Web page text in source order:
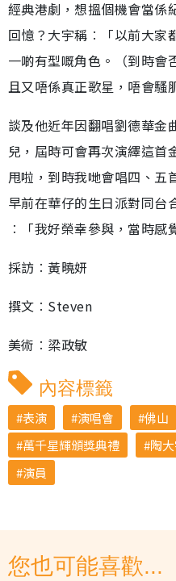
經典港劇，想搵個機會當係
回憶？大宇稱︰「以前大家
一啲有型嘅角色。（到時會
且又唔係真正歌星，唔會騷
談及他近年因翻唱劉德華金
兒，屆時可會再次演繹這首
甩啦，到時我哋會唱四、五
早前在華仔的生日派對同台
︰「我好榮幸參與，當時感
採訪︰黃曉妍
撰文︰Steven
美術︰梁政敏
內容標籤
表演 演唱會 佛山
萬千星輝頒獎典禮
陶
演員
您也可能喜歡...